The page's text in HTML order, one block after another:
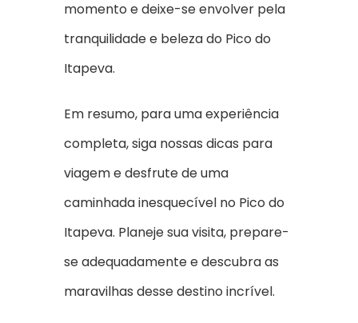
momento e deixe-se envolver pela
tranquilidade e beleza do Pico do
Itapeva.
Em resumo, para uma experiência
completa, siga nossas dicas para
viagem e desfrute de uma
caminhada inesquecível no Pico do
Itapeva. Planeje sua visita, prepare-
se adequadamente e descubra as
maravilhas desse destino incrível.